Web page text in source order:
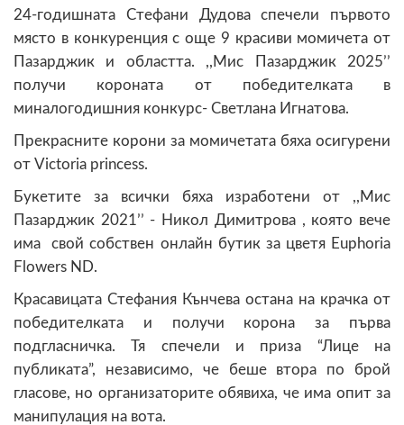
24-годишната Стефани Дудова спечели първото
място в конкуренция с още 9 красиви момичета от
Пазарджик и областта. ,,Мис Пазарджик 2025’’
получи короната от победителката в
миналогодишния конкурс- Светлана Игнатова.
Прекрасните корони за момичетата бяха осигурени
от Victoria princess.
Букетите за всички бяха изработени от ,,Мис
Пазарджик 2021’’ - Никол Димитрова , която вече
има свой собствен онлайн бутик за цветя Euphoria
Flowers ND.
Красавицата Стефания Кънчева остана на крачка от
победителката и получи корона за първа
подгласничка. Тя спечели и приза “Лице на
публиката”, независимо, че беше втора по брой
гласове, но организаторите обявиха, че има опит за
манипулация на вота.